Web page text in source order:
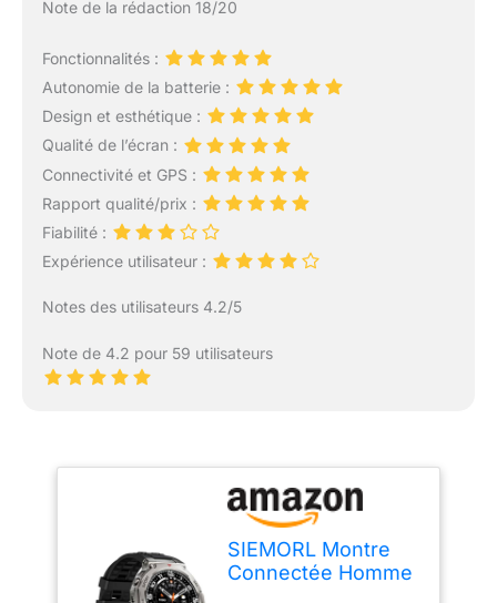
Note de la rédaction 18/20
Fonctionnalités :
Autonomie de la batterie :
Design et esthétique :
Qualité de l’écran :
Connectivité et GPS :
Rapport qualité/prix :
Fiabilité :
Expérience utilisateur :
Notes des utilisateurs 4.2/5
Note de 4.2 pour 59 utilisateurs
SIEMORL Montre
Connectée Homme